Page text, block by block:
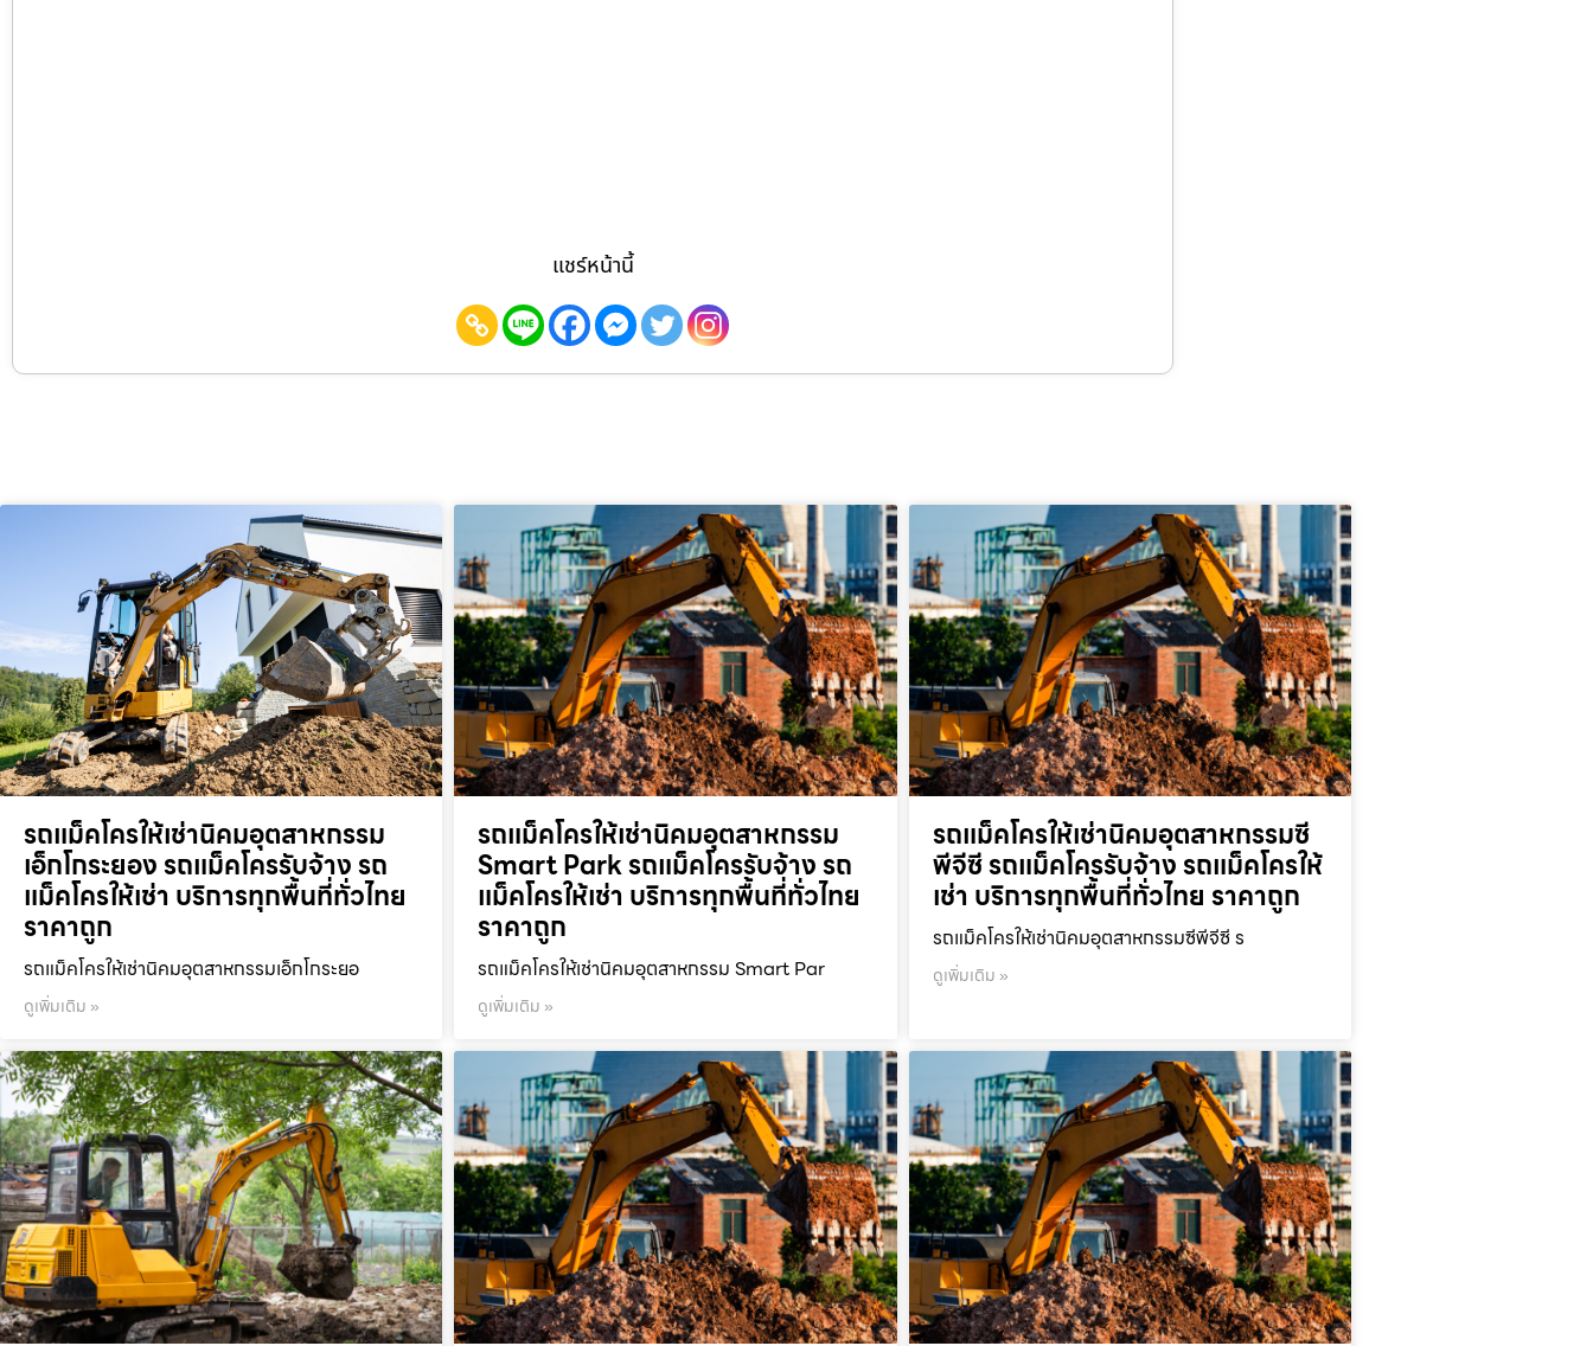
แชร์หน้านี้
รถแม็คโครให้เช่านิคมอุตสาหกรรม
เอ็กโกระยอง รถแม็คโครรับจ้าง รถ
แม็คโครให้เช่า บริการทุกพื้นที่ทั่วไทย
ราคาถูก
รถแม็คโครให้เช่านิคมอุตสาหกรรมเอ็กโกระยอ
ดูเพิ่มเติม »
รถแม็คโครให้เช่านิคมอุตสาหกรรม
Smart Park รถแม็คโครรับจ้าง รถ
แม็คโครให้เช่า บริการทุกพื้นที่ทั่วไทย
ราคาถูก
รถแม็คโครให้เช่านิคมอุตสาหกรรม Smart Par
ดูเพิ่มเติม »
รถแม็คโครให้เช่านิคมอุตสาหกรรมซี
พีจีซี รถแม็คโครรับจ้าง รถแม็คโครให้
เช่า บริการทุกพื้นที่ทั่วไทย ราคาถูก
รถแม็คโครให้เช่านิคมอุตสาหกรรมซีพีจีซี ร
ดูเพิ่มเติม »